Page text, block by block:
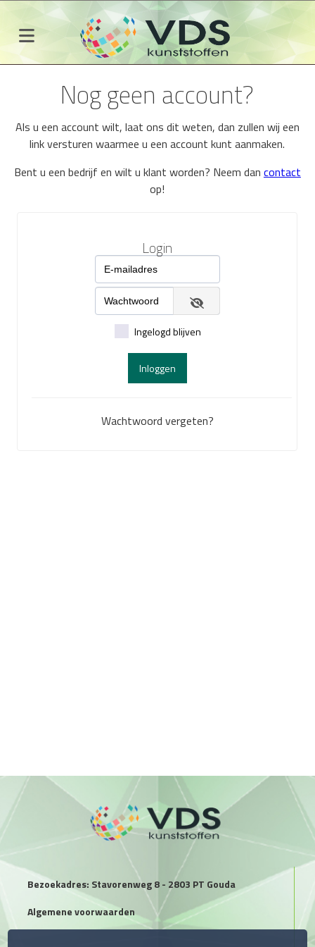
Nog geen account?
Als u een account wilt, laat ons dit weten, dan zullen wij een
link versturen waarmee u een account kunt aanmaken.
Bent u een bedrijf en wilt u klant worden? Neem dan contact
op!
Login
Ingelogd blijven
Inloggen
Wachtwoord vergeten?
Bezoekadres: Stavorenweg 8 - 2803 PT Gouda
Algemene voorwaarden